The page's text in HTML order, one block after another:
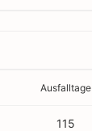
Ausfalltage
115